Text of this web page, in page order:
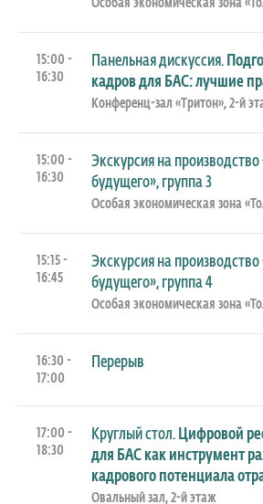
Особая экономическая зона
15:00 -
16:30
Панельная дискуссия.
кадров для БАС: лучшие
Конференц-зал «Тритон», 2-й
15:00 -
16:30
Экскурсия на производство
будущего», группа 3
Особая экономическая зона
15:15 -
16:45
Экскурсия на производство
будущего», группа 4
Особая экономическая зона
16:30 -
17:00
Перерыв
17:00 -
18:30
Круглый стол. Цифровой
для БАС как инструмент
кадрового потенциала
Овальный зал, 2-й этаж